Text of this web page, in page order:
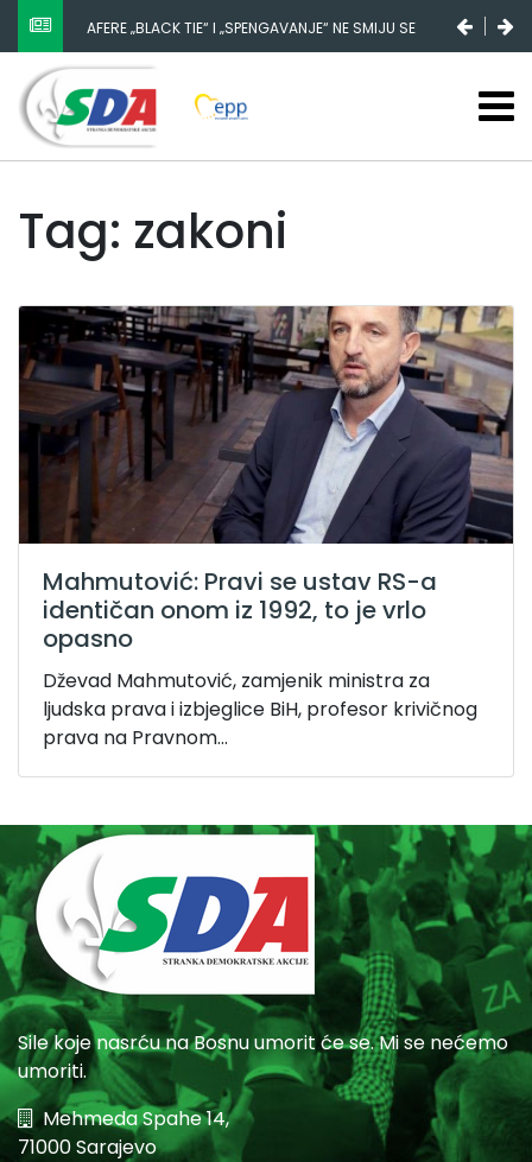
AFERE „BLACK TIE“ I „SPENGAVANJE“ NE SMIJU SE
ZATAŠKATI
Tag: zakoni
Mahmutović: Pravi se ustav RS-a
identičan onom iz 1992, to je vrlo
opasno
Dževad Mahmutović, zamjenik ministra za
ljudska prava i izbjeglice BiH, profesor krivičnog
prava na Pravnom...
Sile koje nasrću na Bosnu umorit će se. Mi se nećemo
umoriti.
Mehmeda Spahe 14,
71000 Sarajevo